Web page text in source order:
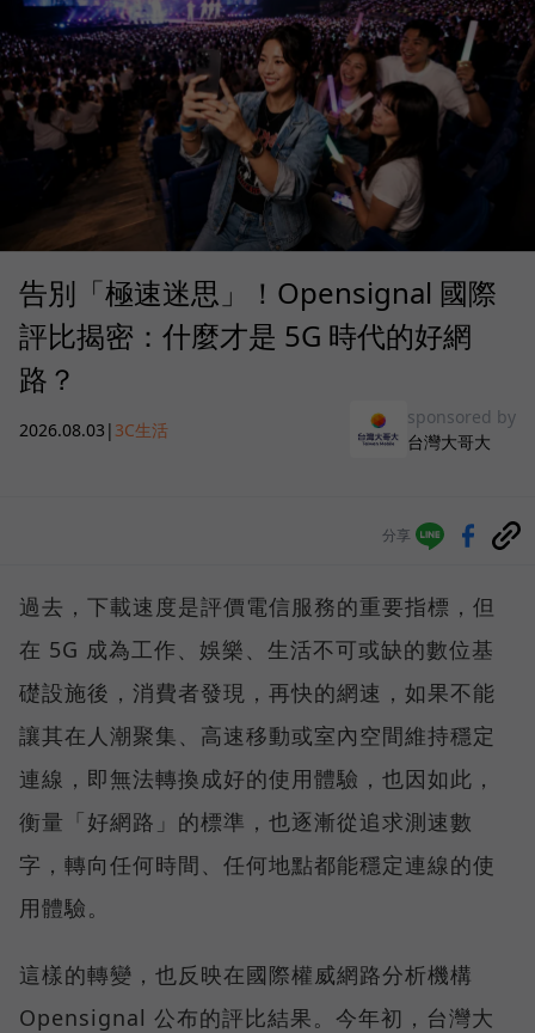
告別「極速迷思」！Opensignal 國際
評比揭密：什麼才是 5G 時代的好網
路？
2026.08.03 | 3C生活
sponsored by
台灣大哥大
分享
過去，下載速度是評價電信服務的重要指標，但
在 5G 成為工作、娛樂、生活不可或缺的數位基
礎設施後，消費者發現，再快的網速，如果不能
讓其在人潮聚集、高速移動或室內空間維持穩定
連線，即無法轉換成好的使用體驗，也因如此，
衡量「好網路」的標準，也逐漸從追求測速數
字，轉向任何時間、任何地點都能穩定連線的使
用體驗。
這樣的轉變，也反映在國際權威網路分析機構
Opensignal 公布的評比結果。今年初，台灣大